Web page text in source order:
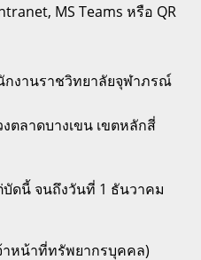
MS Teams หรือ QR
กงานราชวิทยาลัยจุฬาภรณ์
ตลาดบางเขน เขตหลักสี่
ดนี้ จนถึงวันที่ 1 ธันวาคม
าหน้าที่ทรัพยากรบุคคล)